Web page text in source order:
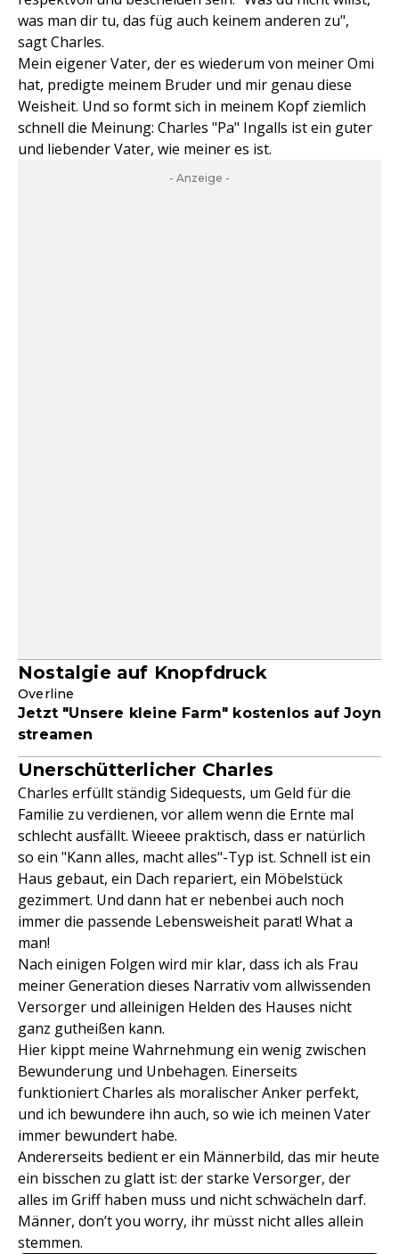
was man dir tu, das füg auch keinem anderen zu",
sagt Charles.
Mein eigener Vater, der es wiederum von meiner Omi
hat, predigte meinem Bruder und mir genau diese
Weisheit. Und so formt sich in meinem Kopf ziemlich
schnell die Meinung: Charles "Pa" Ingalls ist ein guter
und liebender Vater, wie meiner es ist.
- Anzeige -
Nostalgie auf Knopfdruck
Overline
Jetzt "Unsere kleine Farm" kostenlos auf Joyn
streamen
Unerschütterlicher Charles
Charles erfüllt ständig Sidequests, um Geld für die
Familie zu verdienen, vor allem wenn die Ernte mal
schlecht ausfällt. Wieeee praktisch, dass er natürlich
so ein "Kann alles, macht alles"-Typ ist. Schnell ist ein
Haus gebaut, ein Dach repariert, ein Möbelstück
gezimmert. Und dann hat er nebenbei auch noch
immer die passende Lebensweisheit parat! What a
man!
Nach einigen Folgen wird mir klar, dass ich als Frau
meiner Generation dieses Narrativ vom allwissenden
Versorger und alleinigen Helden des Hauses nicht
ganz gutheißen kann.
Hier kippt meine Wahrnehmung ein wenig zwischen
Bewunderung und Unbehagen. Einerseits
funktioniert Charles als moralischer Anker perfekt,
und ich bewundere ihn auch, so wie ich meinen Vater
immer bewundert habe.
Andererseits bedient er ein Männerbild, das mir heute
ein bisschen zu glatt ist: der starke Versorger, der
alles im Griff haben muss und nicht schwächeln darf.
Männer, don’t you worry, ihr müsst nicht alles allein
stemmen.